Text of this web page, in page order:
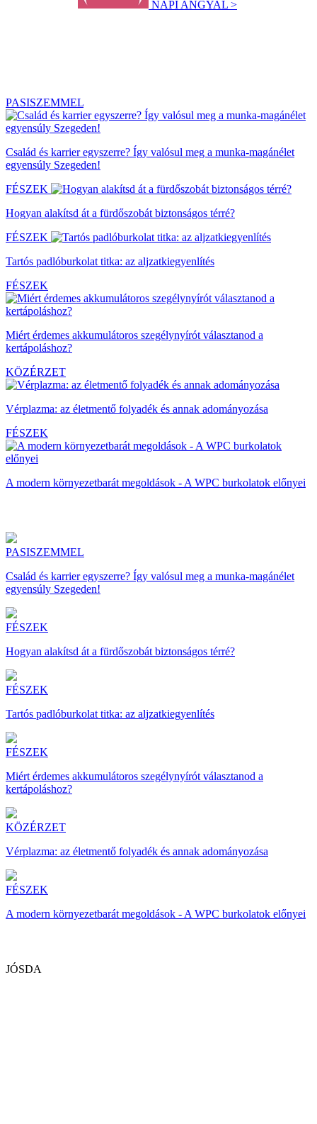
NAPI ANGYAL >
PASISZEMMEL
Család és karrier egyszerre? Így valósul meg a munka-magánélet
egyensúly Szegeden!
FÉSZEK
Hogyan alakítsd át a fürdőszobát biztonságos térré?
FÉSZEK
Tartós padlóburkolat titka: az aljzatkiegyenlítés
FÉSZEK
Miért érdemes akkumulátoros szegélynyírót választanod a
kertápoláshoz?
KÖZÉRZET
Vérplazma: az életmentő folyadék és annak adományozása
FÉSZEK
A modern környezetbarát megoldások - A WPC burkolatok előnyei
PASISZEMMEL
Család és karrier egyszerre? Így valósul meg a munka-magánélet
egyensúly Szegeden!
FÉSZEK
Hogyan alakítsd át a fürdőszobát biztonságos térré?
FÉSZEK
Tartós padlóburkolat titka: az aljzatkiegyenlítés
FÉSZEK
Miért érdemes akkumulátoros szegélynyírót választanod a
kertápoláshoz?
KÖZÉRZET
Vérplazma: az életmentő folyadék és annak adományozása
FÉSZEK
A modern környezetbarát megoldások - A WPC burkolatok előnyei
JÓSDA